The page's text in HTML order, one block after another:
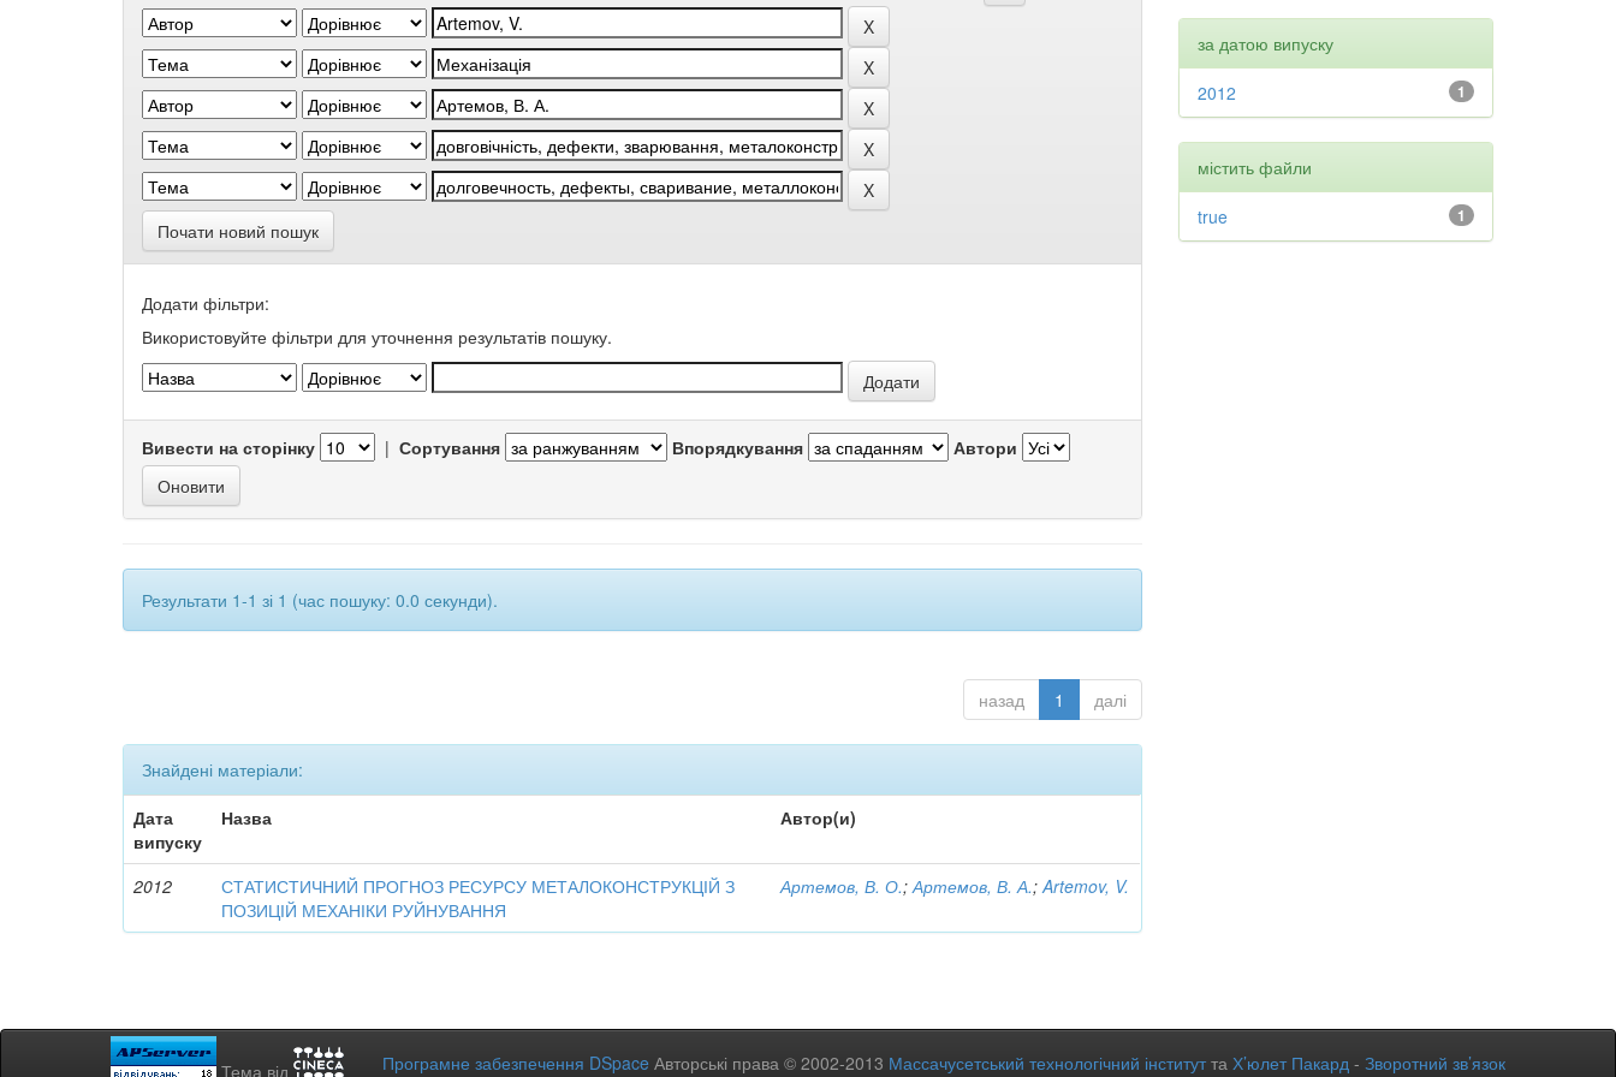
Почати новий пошук
Додати фільтри:
Використовуйте фільтри для уточнення результатів пошуку.
Вивести на сторінку | Сортування Впорядкування Автори
Результати 1-1 зі 1 (час пошуку: 0.0 секунди).
назад 1 далі
Знайдені матеріали:
Дата
випуску
Назва Автор(и)
2012
СТАТИСТИЧНИЙ ПРОГНОЗ РЕСУРСУ МЕТАЛОКОНСТРУКЦІЙ З
ПОЗИЦІЙ МЕХАНІКИ РУЙНУВАННЯ
Артемов, В. О.;Артемов, В. А.;Artemov, V.
за датою випуску
1
2012
містить файли
1
true
Тема від Програмне забезпечення DSpace Авторські права © 2002-2013 Массачусетський технологічний інститутта Х’юлет Пакард - Зворотний зв’язок